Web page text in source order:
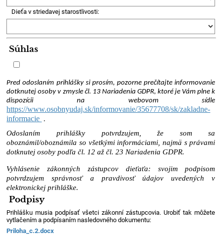
Dieťa v striedavej starostlivosti:
Súhlas
Pred odoslaním prihlášky si prosím, pozorne prečítajte informovanie
dotknutej osoby v zmysle čl. 13 Nariadenia GDPR, ktoré je Vám plne k
dispozícii na webovom sídle
https://www.osobnyudaj.sk/informovanie/35677708/sk/zakladne-
informacie .
Odoslaním prihlášky potvrdzujem, že som sa
oboznámil/oboznámila so všetkými informáciami, najmä s právami
dotknutej osoby podľa čl. 12 až čl. 23 Nariadenia GDPR.
Vyhlásenie zákonných zástupcov dieťaťa: svojim podpisom
potvrdzujem správnosť a pravdivosť údajov uvedených v
elektronickej prihláške.
Podpisy
Prihlášku musia podpísať všetci zákonní zástupcovia. Urobiť tak môžete
vytlačením a podpísaním nasledovného dokumentu:
Priloha_c.2.docx